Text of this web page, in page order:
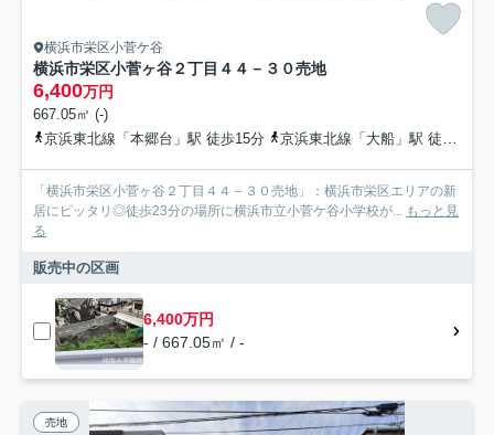
横浜市栄区小菅ケ谷
横浜市栄区小菅ヶ谷２丁目４４－３０売地
6,400万円
667.05㎡ (-)
京浜東北線「本郷台」駅 徒歩15分
京浜東北線「大船」駅 徒歩25分
「横浜市栄区小菅ヶ谷２丁目４４－３０売地」：横浜市栄区エリアの新
居にピッタリ◎徒歩23分の場所に横浜市立小菅ケ谷小学校が... もっと見
る
販売中の区画
6,400万円
- / 667.05㎡ / -
売地